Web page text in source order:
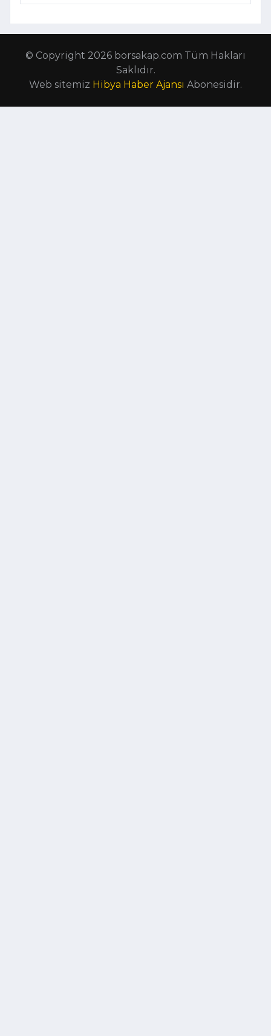
© Copyright 2026 borsakap.com Tüm Hakları
Saklıdır.
Web sitemiz Hibya Haber Ajansı Abonesidir.